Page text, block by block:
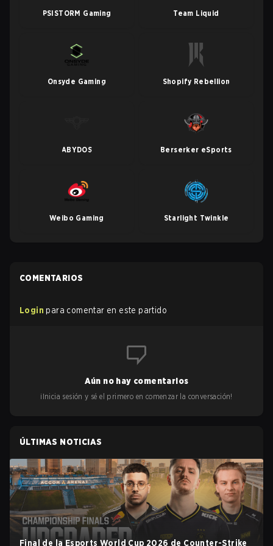
PSISTORM Gaming Team Liquid
Onsyde Gaming Shopify Rebellion
ABYDOS Berserker eSports
Weibo Gaming Starlight Twinkle
COMENTARIOS
Login para comentar en este partido
Aún no hay comentarios
¡Inicia sesión y sé el primero en comenzar la conversación!
ÚLTIMAS NOTICIAS
Final de la Esports World Cup 2026 de Counter-Strike